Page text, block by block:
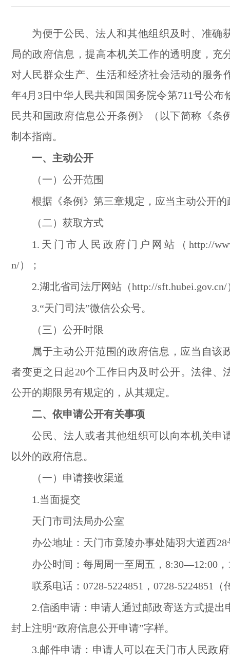
为便于公民、法人和其他组织及时、准确
局的政府信息，提高本机关工作的透明度，充
对人民群众生产、生活和经济社会活动的服务
年4月3日中华人民共和国国务院令第711号公布
民共和国政府信息公开条例》（以下简称《条
制本指南。
一、主动公开
（一）公开范围
根据《条例》第三章规定，应当主动公开的
（二）获取方式
1.天门市人民政府门户网站（http://
n/）；
2.湖北省司法厅网站（http://sft.hubei.gov.cn/
3.“天门司法”微信公众号。
（三）公开时限
属于主动公开范围的政府信息， 应当自该
者变更之日起20个工作日内及时公开。法律、
公开的期限另有规定的，从其规定。
二、依申请公开有关事项
公民、法人或者其他组织可以向本机关申
以外的政府信息。
（一）申请接收渠道
1.当面提交
天门市司法局办公室
办公地址：天门市竟陵办事处陆羽大道西28
办公时间：每周周一至周五，8:30—12:00
联系电话： 0728-5224851 ，0728-5224851（
2.信函申请：申请人通过邮政寄送方式提出
封上注明“政府信息公开申请”字样。
3.邮件申请：申请人可以在天门市人民政